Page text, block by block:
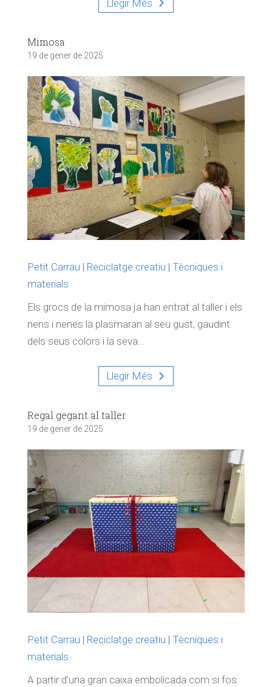
Llegir Més
Mimosa
19 de gener de 2025
Petit Carrau | Reciclatge creatiu | Tècniques i
materials
Els grocs de la mimosa ja han entrat al taller i els
nens i nenes la plasmaran al seu gust, gaudint
dels seus colors i la seva...
Llegir Més
Regal gegant al taller
19 de gener de 2025
Petit Carrau | Reciclatge creatiu | Tècniques i
materials
A partir d’una gran caixa embolicada com si fos